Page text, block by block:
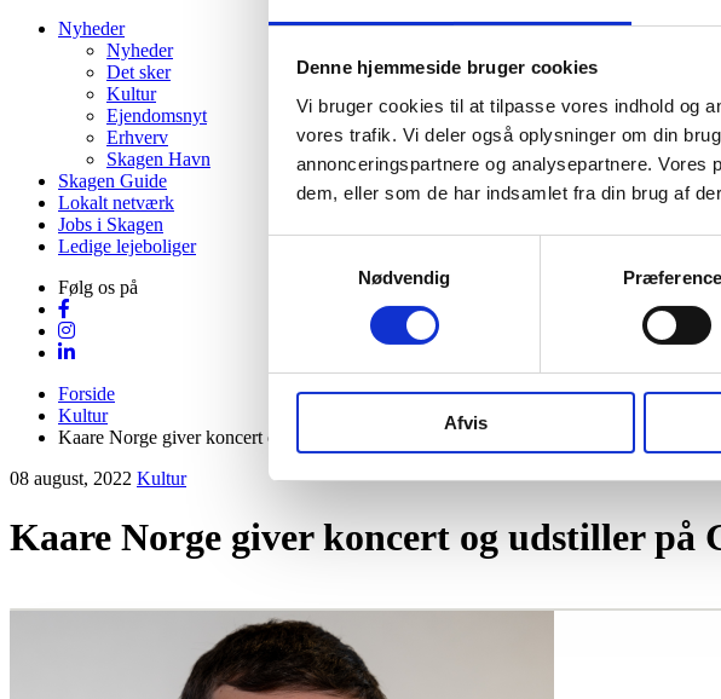
Denne hjemmeside bruger cookies
Vi bruger cookies til at tilpasse vores indhold og
vores trafik. Vi deler også oplysninger om din
annonceringspartnere og analysepartnere.
dem, eller som de har indsamlet fra din brug af
Nødvendig
Afvis
Nyheder
Nyheder
Det sker
Kultur
Ejendomsnyt
Erhverv
Skagen Havn
Skagen Guide
Lokalt netværk
Jobs i Skagen
Ledige lejeboliger
Følg os på
Forside
Kultur
Kaare Norge giver koncert og udstiller på Galleri Grenen
08 august, 2022 Kultur
Kaare Norge giver koncert og udstiller på